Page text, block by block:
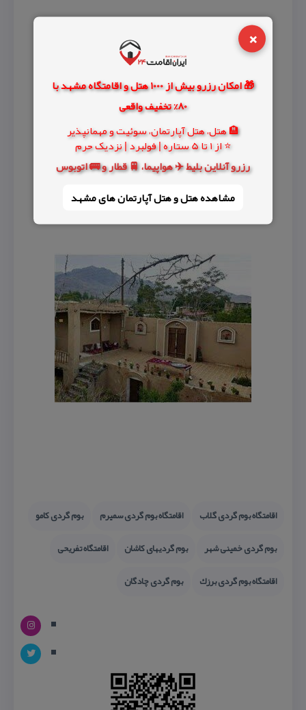
×
🎁 امکان رزرو بیش از 1000 هتل و اقامتگاه مشهد با
80% تخفیف واقعی
🏨 هتل، هتل آپارتمان، سوئیت و مهمانپذیر
⭐ از 1 تا 5 ستاره | فولبرد | نزدیک حرم
رزرو آنلاین بلیط ✈️ هواپیما، 🚆 قطار و 🚌 اتوبوس
مشاهده هتل و هتل‌ آپارتمان های مشهد
اقامتگاه بوم گردی گلاب اقامتگاه بوم گردی سمیرم
بوم گردی كامو
بوم گردی خمینی شهر
بوم گردیهای كاشان
اقامتگاه تفریحی
اقامتگاه بوم گردی برزك
بوم گردی چادگان